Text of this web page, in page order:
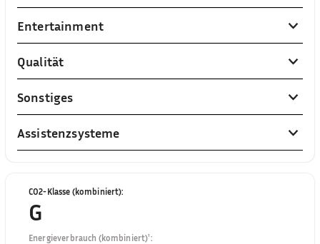
Entertainment
Qualität
Sonstiges
Assistenzsysteme
CO2-Klasse (kombiniert):
G
Energieverbrauch (kombiniert)¹: